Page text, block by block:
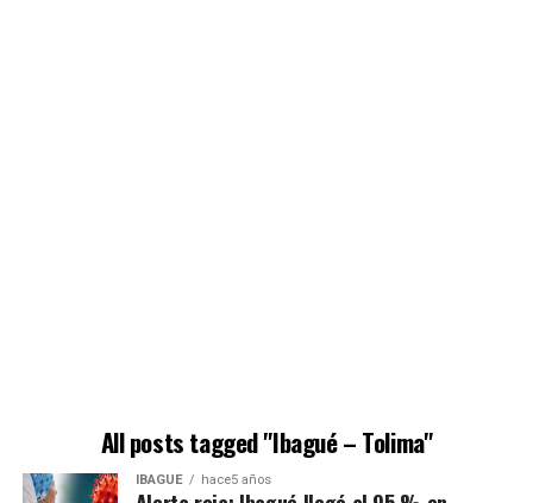
All posts tagged "Ibagué – Tolima"
IBAGUÉ hace5 años